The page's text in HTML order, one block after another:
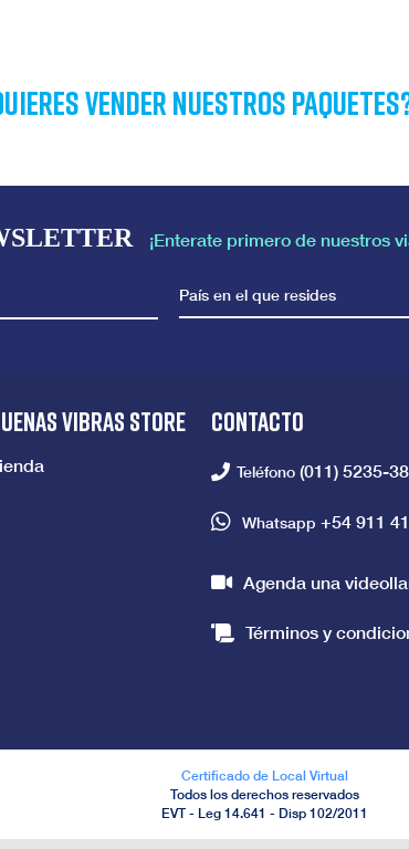
vender nuestros
¡Enterate primero de nuestros
País en el que resides
VIBRAS STORE CONTACTO
Teléfono (011) 5235-
Whatsapp +54 911
Agenda una
Términos y
Certificado de Local Virtual
Todos los derechos reservados
EVT - Leg 14.641 - Disp 102/2011